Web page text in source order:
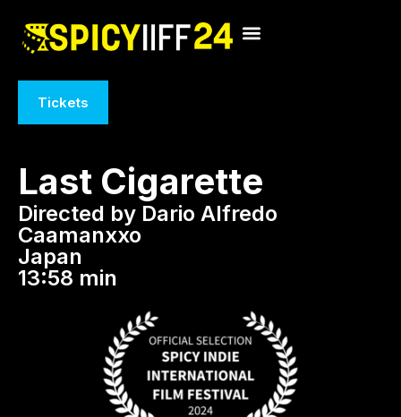
Tickets
Last Cigarette
Directed by Dario Alfredo
Caamanxxo
Japan
13:58 min